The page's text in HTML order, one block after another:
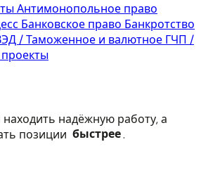
Антимонопольное право
Банковское право Банкротство
/ Таможенное и валютное ГЧП /
надёжную работу, а
позиции быстрее.